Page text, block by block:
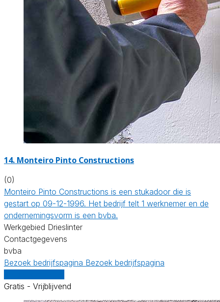
14. Monteiro Pinto Constructions
(0)
Monteiro Pinto Constructions is een stukadoor die is
gestart op 09-12-1996. Het bedrijf telt 1 werknemer en de
ondernemingsvorm is een bvba.
Werkgebied Drieslinter
Contactgegevens
bvba
Bezoek bedrijfspagina Bezoek bedrijfspagina
Gratis - Vrijblijvend